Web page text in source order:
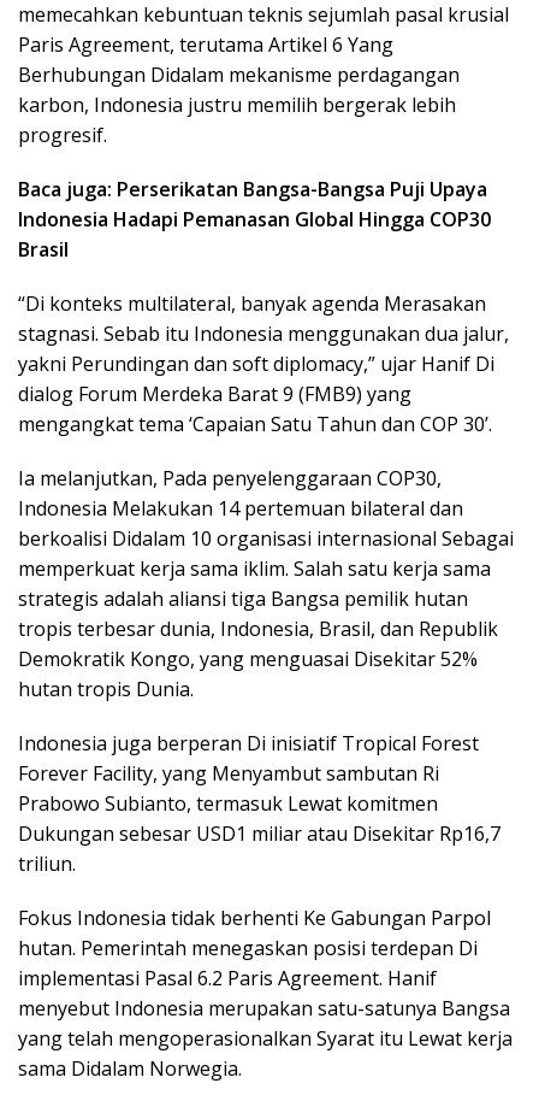
memecahkan kebuntuan teknis sejumlah pasal krusial
Paris Agreement, terutama Artikel 6 Yang
Berhubungan Didalam mekanisme perdagangan
karbon, Indonesia justru memilih bergerak lebih
progresif.
Baca juga: Perserikatan Bangsa-Bangsa Puji Upaya
Indonesia Hadapi Pemanasan Global Hingga COP30
Brasil
“Di konteks multilateral, banyak agenda Merasakan
stagnasi. Sebab itu Indonesia menggunakan dua jalur,
yakni Perundingan dan soft diplomacy,” ujar Hanif Di
dialog Forum Merdeka Barat 9 (FMB9) yang
mengangkat tema ‘Capaian Satu Tahun dan COP 30’.
Ia melanjutkan, Pada penyelenggaraan COP30,
Indonesia Melakukan 14 pertemuan bilateral dan
berkoalisi Didalam 10 organisasi internasional Sebagai
memperkuat kerja sama iklim. Salah satu kerja sama
strategis adalah aliansi tiga Bangsa pemilik hutan
tropis terbesar dunia, Indonesia, Brasil, dan Republik
Demokratik Kongo, yang menguasai Disekitar 52%
hutan tropis Dunia.
Indonesia juga berperan Di inisiatif Tropical Forest
Forever Facility, yang Menyambut sambutan Ri
Prabowo Subianto, termasuk Lewat komitmen
Dukungan sebesar USD1 miliar atau Disekitar Rp16,7
triliun.
Fokus Indonesia tidak berhenti Ke Gabungan Parpol
hutan. Pemerintah menegaskan posisi terdepan Di
implementasi Pasal 6.2 Paris Agreement. Hanif
menyebut Indonesia merupakan satu-satunya Bangsa
yang telah mengoperasionalkan Syarat itu Lewat kerja
sama Didalam Norwegia.